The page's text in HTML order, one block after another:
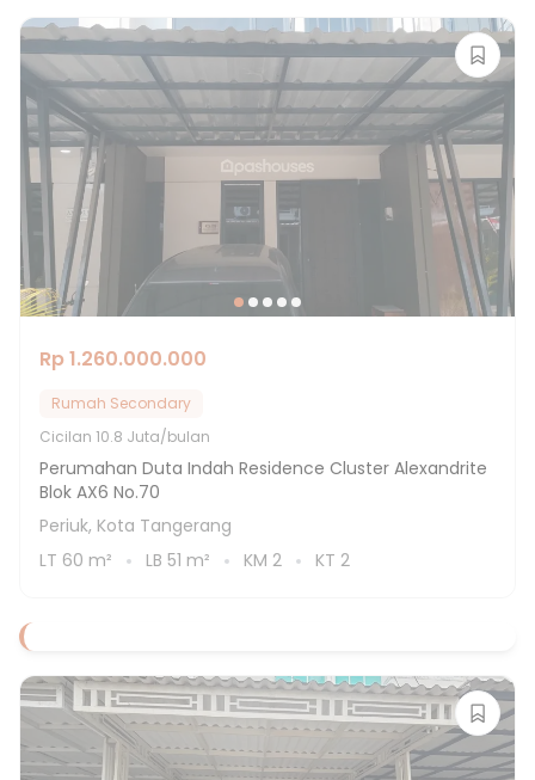
Rp 1.260.000.000
Rumah Secondary
Cicilan 10.8 Juta/bulan
Perumahan Duta Indah Residence Cluster Alexandrite
Blok AX6 No.70
Periuk, Kota Tangerang
LT 60 m² LB 51 m² KM 2 KT 2